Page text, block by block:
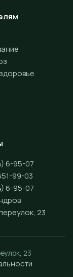
6-95-07
99-03
6-95-07
23
23